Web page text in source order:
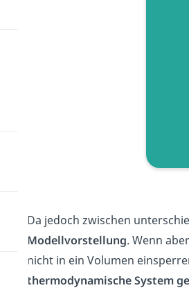
Da jedoch zwischen
Modellvorstellung. Wenn
nicht in ein Volumen
thermodynamische System